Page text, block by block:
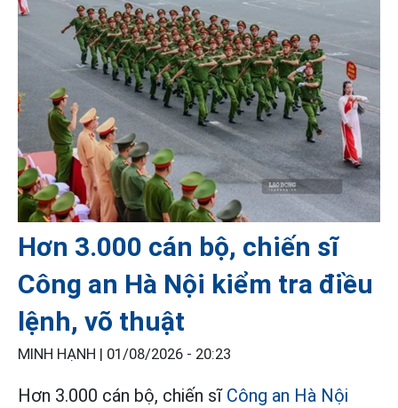
Hơn 3.000 cán bộ, chiến sĩ
Công an Hà Nội kiểm tra điều
lệnh, võ thuật
MINH HẠNH | 01/08/2026 - 20:23
Hơn 3.000 cán bộ, chiến sĩ Công an Hà Nội